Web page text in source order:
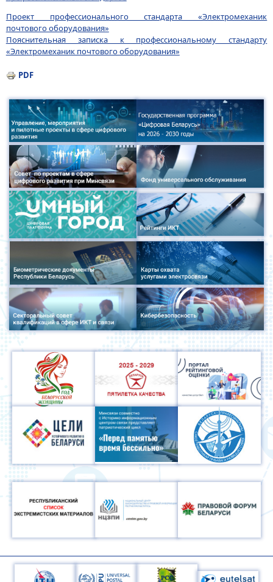
Проект профессионального стандарта «Электромеханик
почтового оборудования»
Пояснительная записка к профессиональному стандарту
«Электромеханик почтового оборудования»
PDF